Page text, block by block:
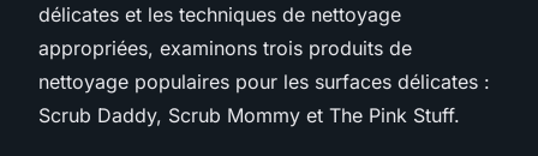
délicates et les techniques de nettoyage
appropriées, examinons trois produits de
nettoyage populaires pour les surfaces délicates :
Scrub Daddy, Scrub Mommy et The Pink Stuff.